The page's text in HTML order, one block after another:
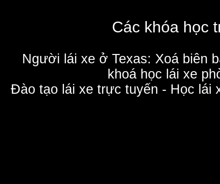
Các khóa học
Người lái xe ở Texas: Xoá biên
khoá học lái xe
Đào tạo lái xe trực tuyến - Học